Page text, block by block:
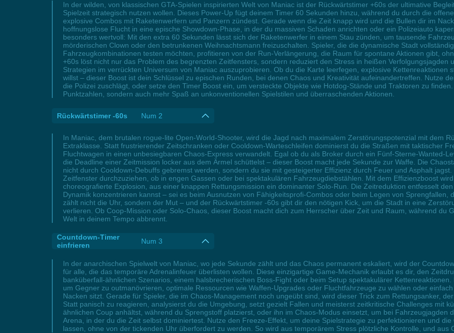
In der wilden, von klassischen GTA-Spielen inspirierten Welt von Maniac ist der Rückwärtstimer +60s der ultimative
Spielzeit strategisch nutzen wollen. Dieses Power-Up fügt deinem Timer 60 Sekunden hinzu, während du durch die
explosive Combos mit Raketenwerfern und Panzern zündest. Gerade wenn die Zeit knapp wird und die Bullen dir im
hoffnungslose Flucht in eine epische Showdown-Phase, in der du massiven Schaden anrichten oder ein Polizeiauto
besonders wertvoll: Mit den extra 60 Sekunden lässt sich der Raketenwerfer in einem Stau zünden, um tausende
mörderischen Clown oder den betrunkenen Weihnachtsmann freizuschalten. Spieler, die die dynamische Stadt
Fahrzeugkombinationen testen möchten, profitieren von der Run-Verlängerung, die Raum für spontane Aktionen gibt,
+60s löst nicht nur das Problem des begrenzten Zeitfensters, sondern reduziert den Stress in heißen Verfolgungsjagden
Strategien im verrückten Universum von Maniac auszuprobieren. Ob du die Karte leerfegen, explosive Kettenreaktionen
willst – dieser Boost ist dein Schlüssel zu epischen Runden, bei denen Chaos und Kreativität aufeinandertreffen. Nutze
die Polizei zuschlägt, oder setze den Timer Boost ein, um versteckte Objekte wie Hotdog-Stände und Traktoren zu
Punktzahlen, sondern auch mehr Spaß an unkonventionellen Spielstilen und überraschenden Aktionen.
Rückwärtstimer -60s Num 2
In Maniac, dem brutalen rogue-lite Open-World-Shooter, wird die Jagd nach maximalem Zerstörungspotenzial mit dem
Extraklasse. Statt frustrierender Zeitschranken oder Cooldown-Warteschleifen dominierst du die Straßen mit taktischer
Fluchtwagen in einen unbesiegbaren Chaos-Express verwandelt. Egal ob du als Broker durch ein Fünf-Sterne-Wanted-
die Deadline einer Zeitmission locker aus dem Ärmel schüttelst – dieser Boost macht jede Sekunde zur Waffe. Die
nicht durch Cooldown-Debuffs gebremst werden, sondern du sie mit gesteigerter Effizienz durch Feuer und Asphalt
Zeitfenster durchzuziehen, ob in engen Gassen oder bei spektakulären Fahrzeugdiebstählen. Mit dem Effizienzboost
choreografierte Explosion, aus einer knappen Rettungsmission ein dominanter Solo-Run. Die Zeitreduktion entfesselt
Dynamik konzentrieren kannst – sei es beim Ausnutzen von Fähigkeitsprofi-Combos oder beim Legen von
zählt nicht die Uhr, sondern der Mut – und der Rückwärtstimer -60s gibt dir den nötigen Kick, um die Stadt in eine
verlieren. Ob Coop-Mission oder Solo-Chaos, dieser Boost macht dich zum Herrscher über Zeit und Raum, während du
Welt in deinem Tempo abbrennt.
Countdown-Timer
einfrieren
Num 3
In der anarchischen Spielwelt von Maniac, wo jede Sekunde zählt und das Chaos permanent eskaliert, wird der
für alle, die das temporäre Adrenalinfeuer überlisten wollen. Diese einzigartige Game-Mechanik erlaubt es dir, den
banküberfall-ähnlichen Szenarios, einem halsbrecherischen Boss-Fight oder beim Setup spektakulärer
um Gegner zu outmanövrieren, optimale Ressourcen wie Waffen-Upgrades oder Fluchtfahrzeuge zu wählen oder
Nacken sitzt. Gerade für Spieler, die im Chaos-Management noch ungeübt sind, wird dieser Trick zum Rettungsanker,
Statt panisch zu reagieren, analysierst du die Umgebung, setzt gezielt Fallen und meisterst zeitkritische Challenges mit
ähnlichen Coup anhältst, während du Sprengstoff platzierst, oder ihn im Chaos-Modus einsetzt, um bei Fahrzeugjagden
Arena, in der du die Zeit selbst dominiertest. Nutze den Freeze-Effekt, um deine Spielstrategie zu perfektionieren und
lassen, ohne von der tickenden Uhr überfordert zu werden. So wird aus temporärem Stress plötzliche Kontrolle, und aus